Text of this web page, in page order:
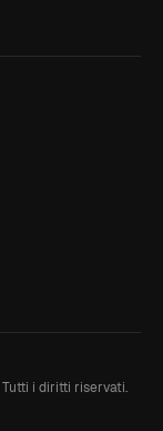
Tutti i diritti riservati.